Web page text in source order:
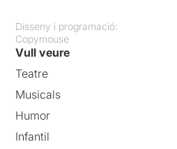
Disseny i programació:
Copymouse
Vull veure
Teatre
Musicals
Humor
Infantil